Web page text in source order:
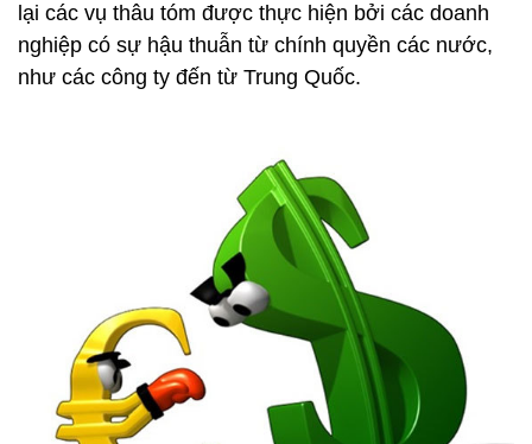
lại các vụ thâu tóm được thực hiện bởi các doanh
nghiệp có sự hậu thuẫn từ chính quyền các nước,
như các công ty đến từ Trung Quốc.